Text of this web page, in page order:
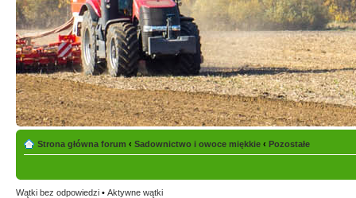
Strona główna forum ‹ Sadownictwo i owoce miękkie ‹ Pozostałe
Wątki bez odpowiedzi • Aktywne wątki